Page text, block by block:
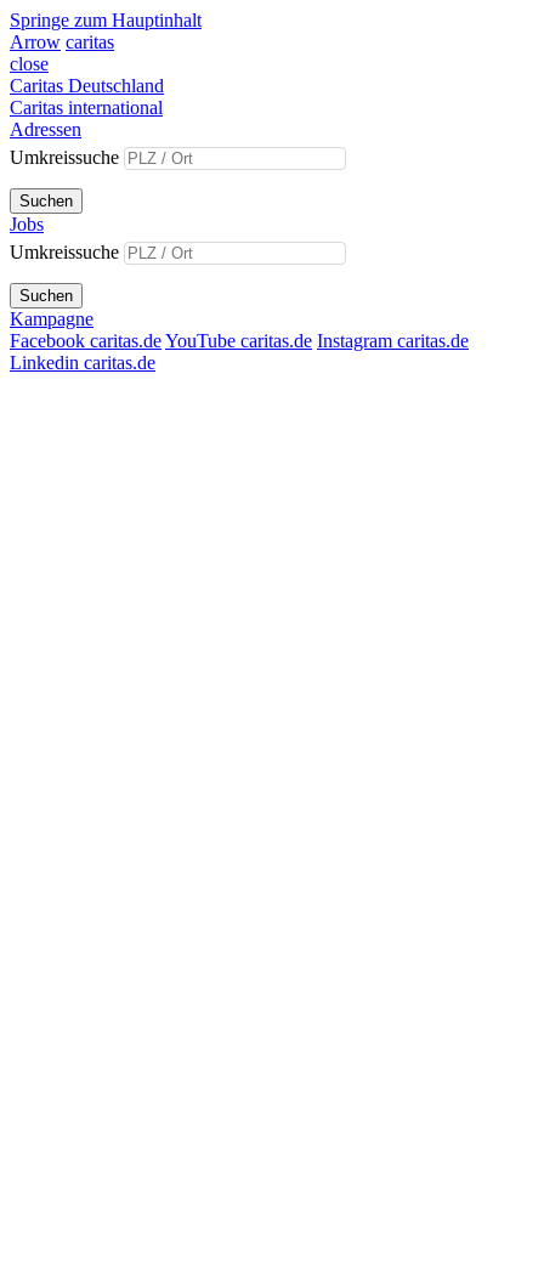
Springe zum Hauptinhalt
Arrow caritas
close
Caritas Deutschland
Caritas international
Adressen
Umkreissuche
Suchen
Jobs
Umkreissuche
Suchen
Kampagne
Facebook caritas.deYouTube caritas.de Instagram caritas.de
Linkedin caritas.de